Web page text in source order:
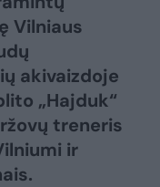
Vilniaus
akivaizdoje
„Hajduk“
treneris
ir